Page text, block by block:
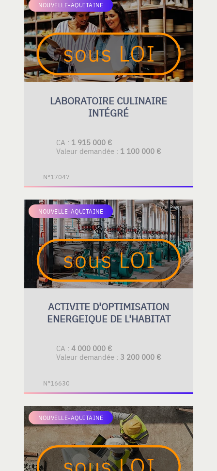
NOUVELLE-AQUITAINE
LABORATOIRE CULINAIRE
INTÉGRÉ
CA : 1 915 000 €
Valeur demandée : 1 100 000 €
N°17047
NOUVELLE-AQUITAINE
ACTIVITE D'OPTIMISATION
ENERGEIQUE DE L'HABITAT
CA : 4 000 000 €
Valeur demandée : 3 200 000 €
N°16630
NOUVELLE-AQUITAINE